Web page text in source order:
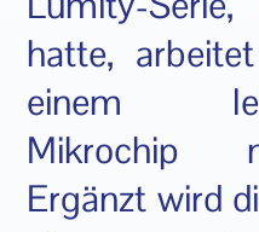
hatte,
einem
Mikrochip
Ergänzt wird